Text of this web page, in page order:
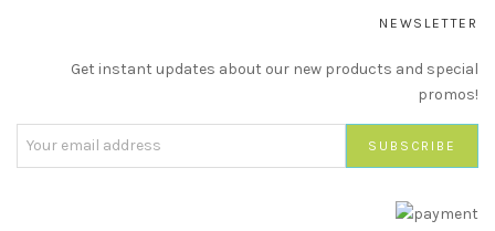
NEWSLETTER
Get instant updates about our new products and special
promos!